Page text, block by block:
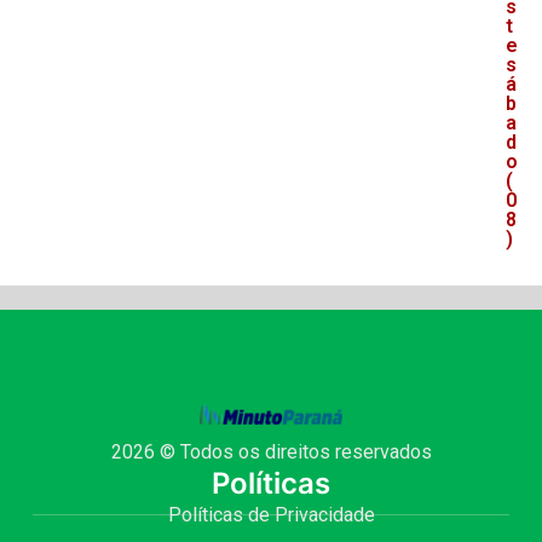
s
t
e
s
á
b
a
d
o
(
0
8
)
2026 © Todos os direitos reservados
Políticas
Políticas de Privacidade